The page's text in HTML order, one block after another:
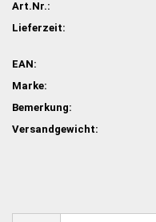
Art.Nr.:
Lieferzeit:
EAN:
Marke:
Bemerkung:
Versandgewicht: